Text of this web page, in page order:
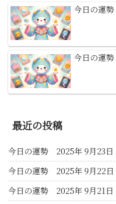
今日の運
今日の運
最近の投稿
今日の運勢 2025年 9月23日
今日の運勢 2025年 9月22日
今日の運勢 2025年 9月21日